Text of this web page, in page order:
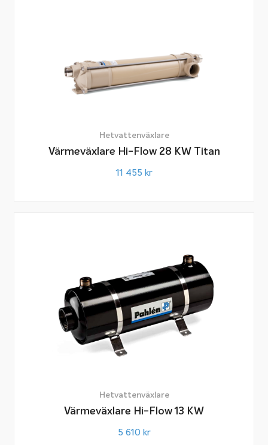
till pannan måste göras före shuntventilen, annars får
värmeväxlaren inget varmvatten när man drar ner
Den svenska sommaren kan vara varm och solig, men
dessvärre är den ofta väldigt kort. Nyttja din pool och
förläng badsäsongen avsevärt genom att värma upp
makter bjuder på. Har du lagt ner pengar på en pool är
det synd att endast använda den två månader om
året för att sedan låta den stå tom.
Observera!
Till pooler som är utrustade med saltmaskin eller som
Är du osäker på vilken värmeväxlare som passar er pool,
rådgör då med din närmaste återförsäljare så hjälper
Hetvattenväxlare
Värmeväxlare Hi-Flow 28 KW Titan
11 455 kr
Hetvattenväxlare
Värmeväxlare Hi-Flow 13 KW
5 610 kr